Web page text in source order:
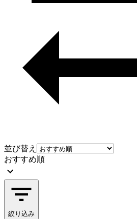
並び替え
おすすめ順
絞り込み